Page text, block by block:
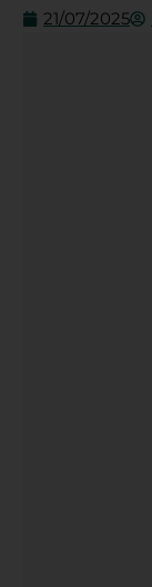
21/07/2025